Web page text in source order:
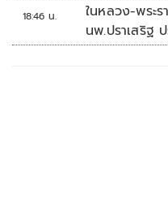
18:46 น.
ในหลวง-พระ
นพ.ปราเสริฐ